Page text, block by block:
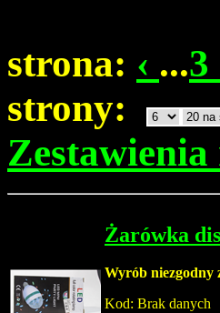
strona: ‹ ...3
strony:
Zestawienia
Żarówka
Wyrób niezgodny
Kod: Brak danych